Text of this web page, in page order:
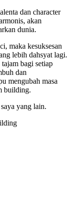
dan character
akan
dunia.
maka kesuksesan
lebih dahsyat lagi.
bagi setiap
dan
mengubah masa
building.
yang lain.